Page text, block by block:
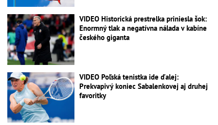
VIDEO Historická prestrelka priniesla šok:
Enormný tlak a negatívna nálada v kabíne
českého giganta
VIDEO Poľská tenistka ide ďalej:
Prekvapivý koniec Sabalenkovej aj druhej
favoritky